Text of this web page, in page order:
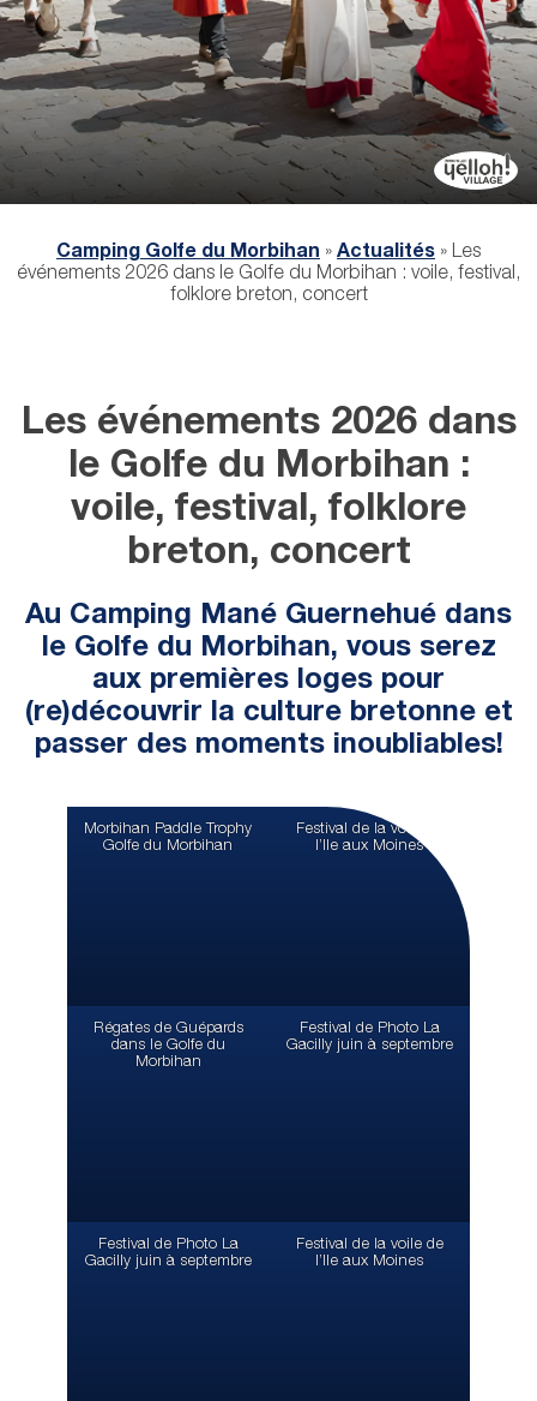
Camping Golfe du Morbihan » Actualités » Les
événements 2026 dans le Golfe du Morbihan : voile, festival,
folklore breton, concert
Les événements 2026 dans
le Golfe du Morbihan :
voile, festival, folklore
breton, concert
Au Camping Mané Guernehué dans
le Golfe du Morbihan, vous serez
aux premières loges pour
(re)découvrir la culture bretonne et
passer des moments inoubliables!
Morbihan Paddle Trophy
Golfe du Morbihan
Festival de la voile de
l’lle aux Moines
Régates de Guépards
dans le Golfe du
Morbihan
Festival de Photo La
Gacilly juin à septembre
Festival de Photo La
Gacilly juin à septembre
Festival de la voile de
l’lle aux Moines